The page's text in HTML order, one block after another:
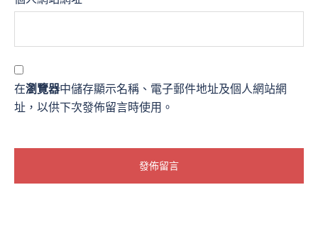
在瀏覽器中儲存顯示名稱、電子郵件地址及個人網站網
址，以供下次發佈留言時使用。